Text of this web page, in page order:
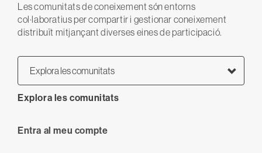
Les comunitats de coneixement són entorns
col·laboratius per compartir i gestionar coneixement
distribuït mitjançant diverses eines de participació.
Explora les comunitats
Explora les comunitats
User
Entra al meu compte